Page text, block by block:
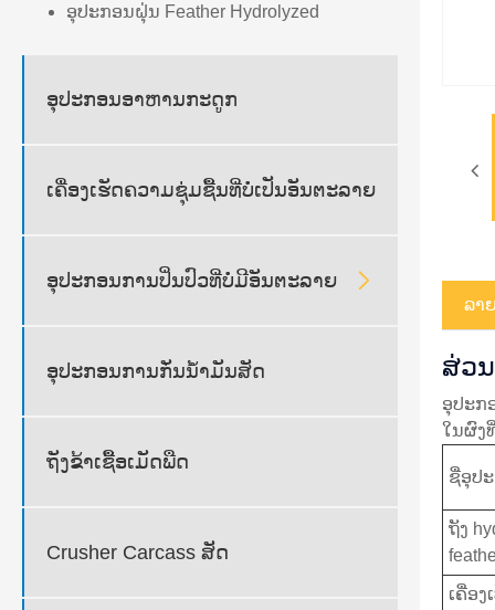
ອຸປະກອນຝຸ່ນ Feather Hydrolyzed
ອຸປະກອນອາຫານກະດູກ
ເຄື່ອງເຮັດຄວາມຊຸ່ມຊື້ນທີ່ບໍ່ເປັນອັນຕະລາຍ
ອຸປະກອນການປິ່ນປົວທີ່ບໍ່ມີອັນຕະລາຍ 
ອຸປະກອນການກັ່ນນໍ້າມັນສັດ
ຖັງຂ້າເຊື້ອເມັດພືດ
Crusher Carcass ສັດ
ລາ
ສ່ວ
ອຸປະກ
ໃນຜົງ
ຊື່ອຸປ
ຖັງ
ເຄື່ອງ